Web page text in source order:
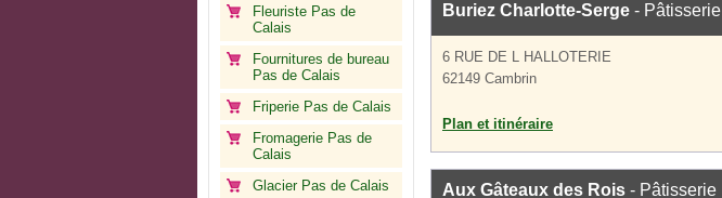
Fleuriste Pas de
Calais
Fournitures de bureau
Pas de Calais
Friperie Pas de Calais
Fromagerie Pas de
Calais
Glacier Pas de Calais
Buriez Charlotte-Serge - Pâtisserie
6 RUE DE L HALLOTERIE
62149 Cambrin
Plan et itinéraire
Aux Gâteaux des Rois - Pâtisserie